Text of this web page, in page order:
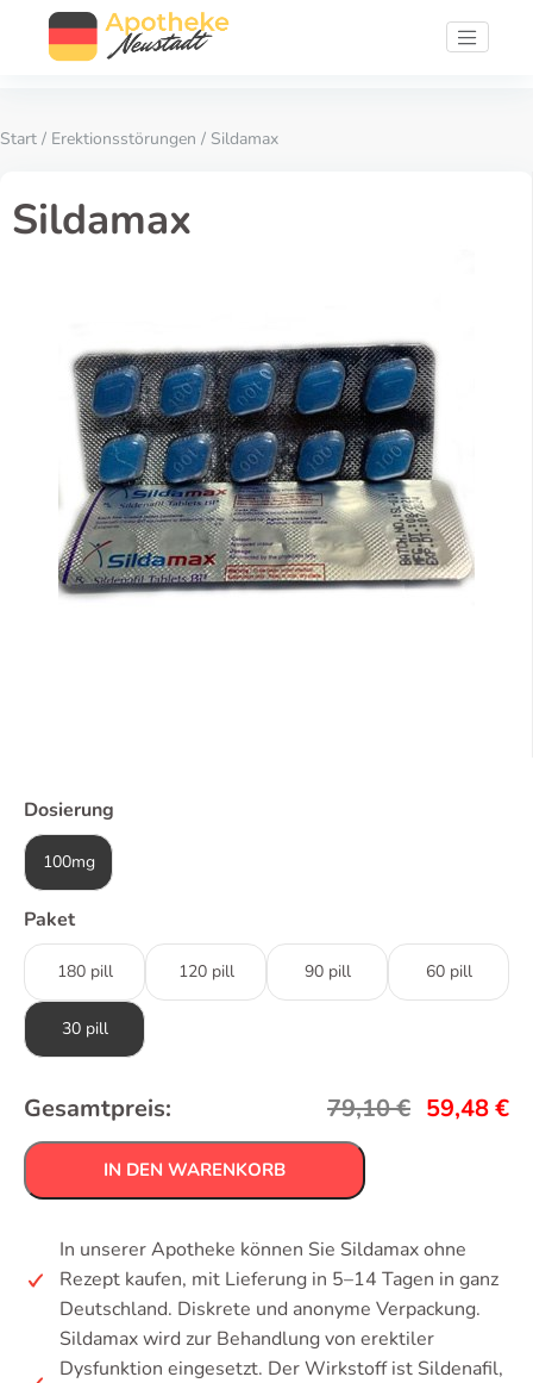
Start / Erektionsstörungen / Sildamax
Sildamax
Dosierung
100mg
Paket
180 pill 120 pill 90 pill 60 pill
30 pill
Gesamtpreis: 79,10€ 59,48€
IN DEN WARENKORB
In unserer Apotheke können Sie Sildamax ohne
Rezept kaufen, mit Lieferung in 5–14 Tagen in ganz
Deutschland. Diskrete und anonyme Verpackung.
Sildamax wird zur Behandlung von erektiler
Dysfunktion eingesetzt. Der Wirkstoff ist Sildenafil,